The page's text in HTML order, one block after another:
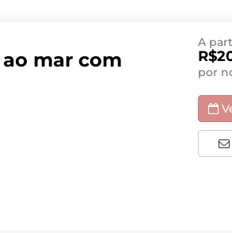
mar com
A
por